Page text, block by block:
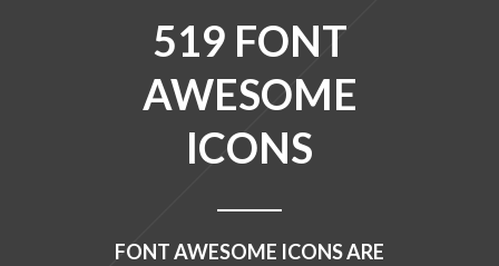
519 FONT
AWESOME
ICONS
FONT AWESOME ICONS ARE